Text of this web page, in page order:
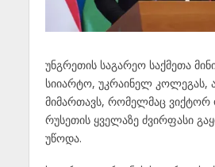
უნგრეთის საგარეო საქმეთა
სიიარტო, უკრაინელ კოლეგას,
მიმართავს, რომელმაც ვიქტორ
რუსეთის ყველაზე ძვირფასი
უწოდა.